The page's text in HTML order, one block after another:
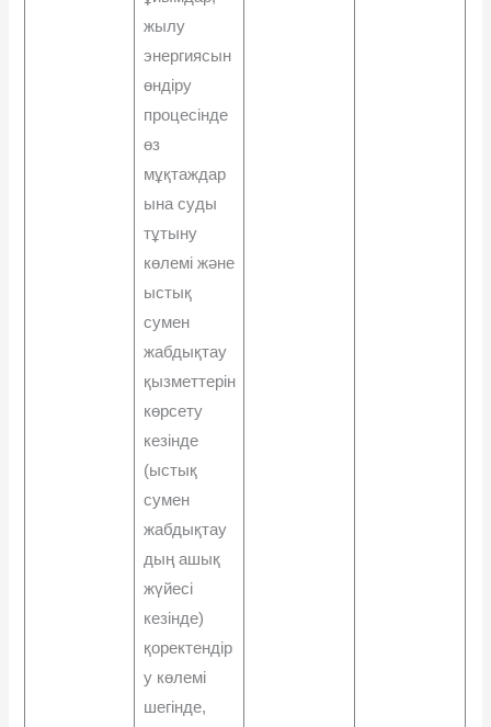
жылу
энергиясын
өндіру
процесінде
өз
мұқтаждар
ына суды
тұтыну
көлемі жəне
ыстық
сумен
жабдықтау
қызметтерін
көрсету
кезінде
(ыстық
сумен
жабдықтау
дың ашық
жүйесі
кезінде)
қоректендір
у көлемі
шегінде,